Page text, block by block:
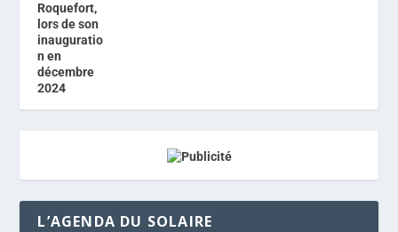
L’AGENDA DU SOLAIRE